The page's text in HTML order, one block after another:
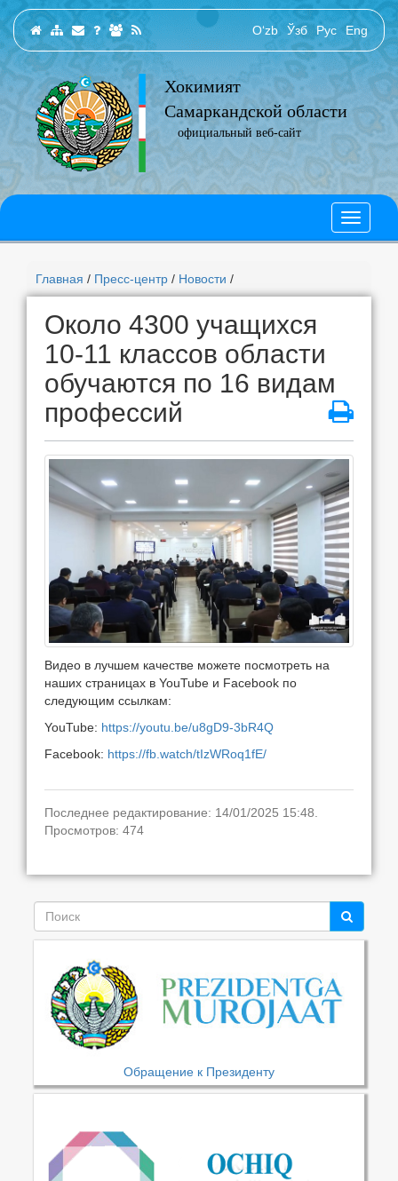
O‘zb Ўзб Рус Eng
Хокимият
Самаркандской области
официальный веб-сайт
Главная / Пресс-центр / Новости /
Около 4300 учащихся
10-11 классов области
обучаются по 16 видам
профессий
Видео в лучшем качестве можете посмотреть на
наших страницах в YouTube и Facebook по
следующим ссылкам:
YouTube: https://youtu.be/u8gD9-3bR4Q
Facebook: https://fb.watch/tIzWRoq1fE/
Последнее редактирование: 14/01/2025 15:48.
Просмотров: 474
Обращение к Президенту